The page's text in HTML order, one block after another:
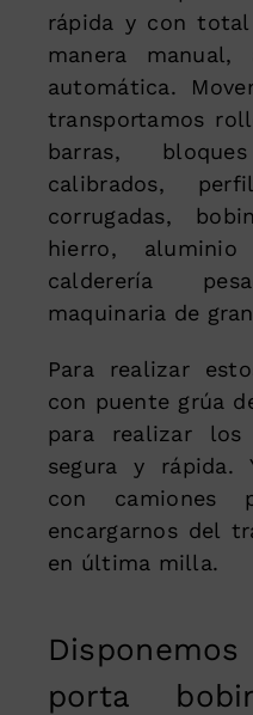
rápida y con total
manera
automática.
transportamos
barras,
calibrados,
corrugadas,
hierro,
calderería
maquinaria de
Para realizar
con puente grúa
para realizar los
segura y rápida.
con camiones
encargarnos del
en última milla.
porta